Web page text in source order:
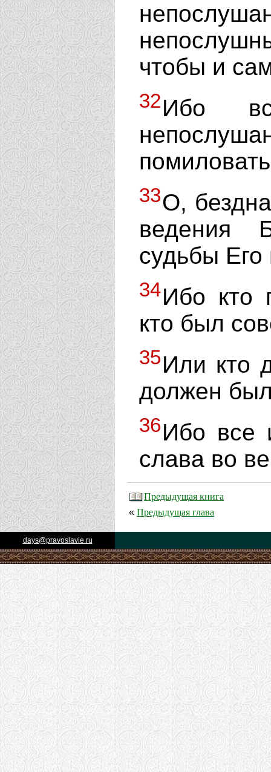
чтобы и
32Ибо
33О,
ведения
судьбы
34Ибо кто
кто был
35Или кто
должен
36Ибо все
слава во
Предыдущая книга
« Предыдущая глава
days@pravoslavie.ru